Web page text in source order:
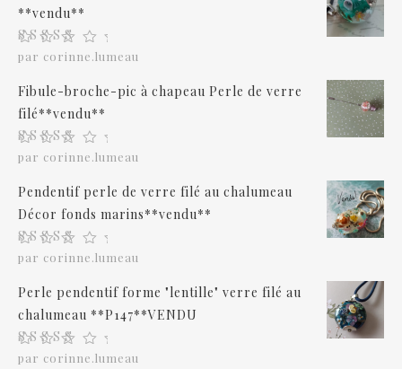
**vendu**
Note5sur 5
par corinne.lumeau
Fibule-broche-pic à chapeau Perle de verre
filé**vendu**
Note5sur 5
par corinne.lumeau
Pendentif perle de verre filé au chalumeau
Décor fonds marins**vendu**
Note5sur 5
par corinne.lumeau
Perle pendentif forme "lentille" verre filé au
chalumeau **P147**VENDU
Note5sur 5
par corinne.lumeau